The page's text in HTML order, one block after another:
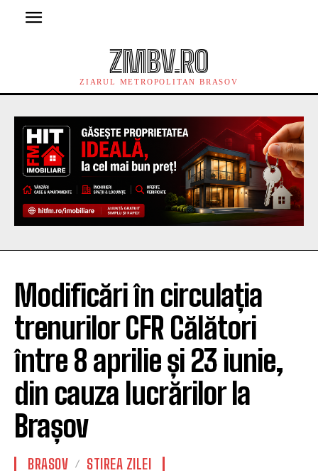
ZMBV.RO
ZIARUL METROPOLITAN BRASOV
Modificări în circulația
trenurilor CFR Călători
între 8 aprilie și 23 iunie,
din cauza lucrărilor la
Brașov
BRASOV STIREA ZILEI